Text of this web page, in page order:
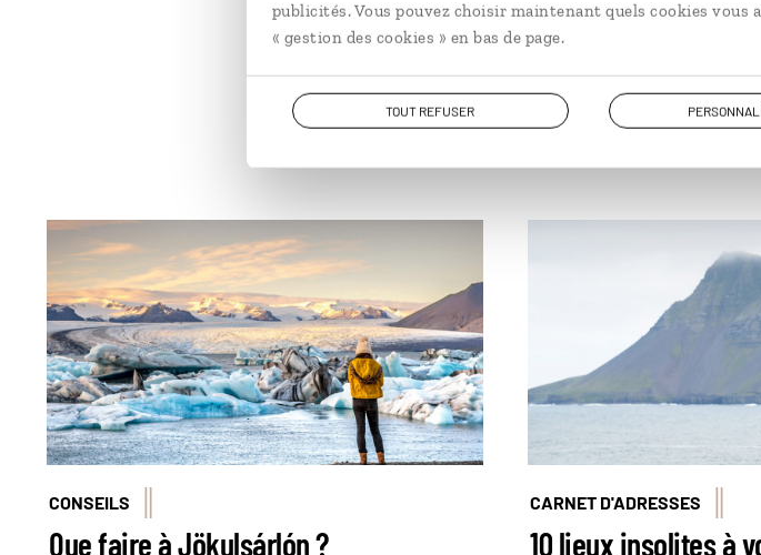
publicités. Vous pouvez choisir maintenant quels cookies
« gestion des cookies » en bas de page.
TOUT REFUSER
© LMspencer - stock.adobe
CONSEILS
Que faire à Jökulsárlón ?
CARNET D'ADRESSES
10 lieux insolites à